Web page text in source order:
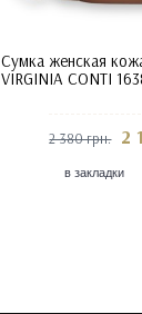
Сумка женская
VIRGINIA CONTI
2 380 грн. 2
в закладки